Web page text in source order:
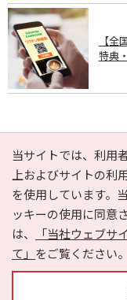
【
特典
当サイトでは、利用
上およびサイトの利
を使用しています。
ッキーの使用に同意
は、
「当社ウェブ
て」 をご覧ください。
e-NAVITA（イーナ
利用規約
個人
サイトマップ